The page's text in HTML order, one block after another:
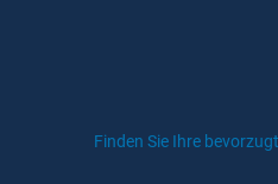
Finden Sie Ihre